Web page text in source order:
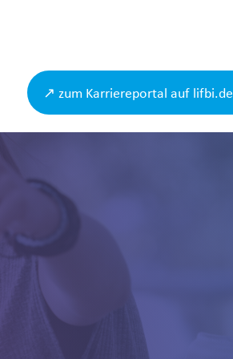
↗ zum Karriereportal auf lifbi.de